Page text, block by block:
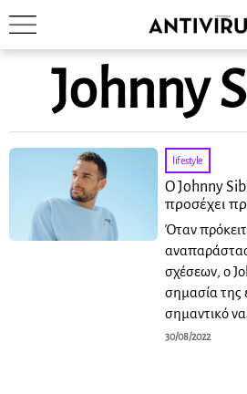
Johnny
lifestyle
Ο Johnny
προσέχει
Όταν
σχέσεων, ο
σημασία της
σημαντικό
30/08/2022